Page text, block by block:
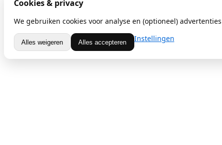
Cookies & privacy
We gebruiken cookies voor analyse en (optioneel)
Alles weigeren Alles accepteren Instellingen